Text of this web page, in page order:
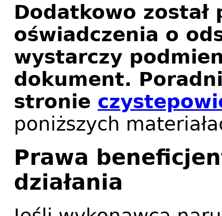
Dodatkowo
oświadczenia o
wystarczy
dokument.
stronie
poniższych
Prawa
działania